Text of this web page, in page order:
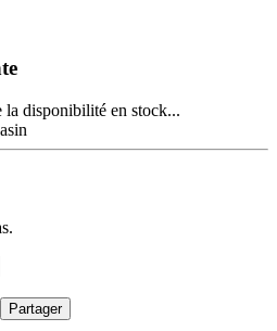
disponibilité en stock...
Partager